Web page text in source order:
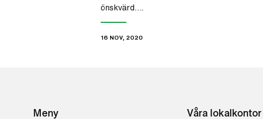
önskvärd….
16 NOV, 2020
Meny Våra lokalkontor